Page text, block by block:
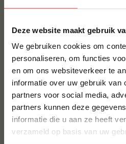
Deze website maakt gebruik
We gebruiken cookies om
personaliseren, om functies
en om ons websiteverkeer te
informatie over uw gebruik van
partners voor social media,
partners kunnen deze
informatie die u aan ze heeft
verzameld op basis van uw
Maak jouw dagelijkse
Heb je juist wat meer tijd om
bereiden? Dan kan je het
specialer klaarmaken! Vaak
vlees gedacht aan vlees dat
met kip, rund of
gerechten worden bereid.
Kijk hiervoor eens op onze
nog meer smaak te geven.
10% korting op je
eerste bestelling*
Schrijf je in voor onze
10% korting op jouw eerste
VOORNAAM